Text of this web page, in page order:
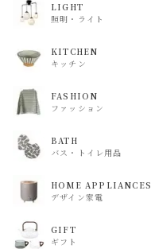
LIGHT
照明・ライト
KITCHEN
キッチン
FASHION
ファッション
BATH
バス・トイレ用品
HOME APPLIANCES
デザイン家電
GIFT
ギフト